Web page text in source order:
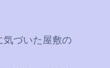
づいた屋敷の